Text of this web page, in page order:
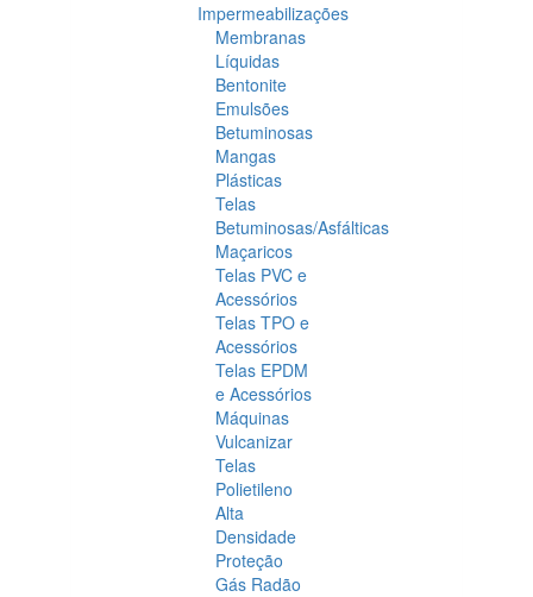
Impermeabilizações
Membranas
Líquidas
Bentonite
Emulsões
Betuminosas
Mangas
Plásticas
Telas
Betuminosas/Asfálticas
Maçaricos
Telas PVC e
Acessórios
Telas TPO e
Acessórios
Telas EPDM
e Acessórios
Máquinas
Vulcanizar
Telas
Polietileno
Alta
Densidade
Proteção
Gás Radão